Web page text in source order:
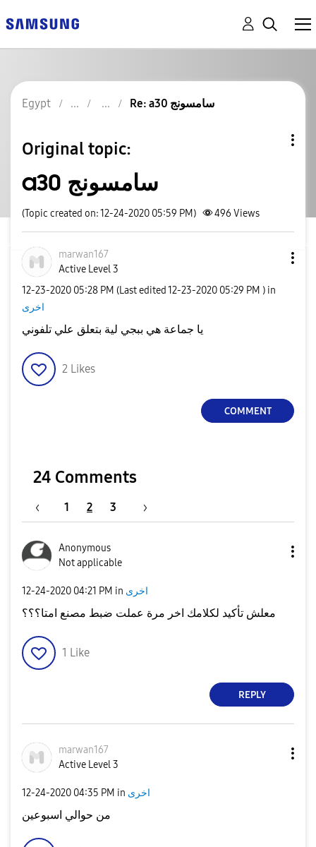
Egypt Re: a30 سامسونج
Original topic:
a30 سامسونج
(Topic created on: 12-24-2020 05:59 PM) 496 Views
marwan167
Active Level 3
‎12-23-2020 05:28 PM (Last edited ‎12-23-2020 05:29 PM ) in
اخرى
يا جماعة هي ببجي لية بتعلق علي تلفوني
2 Likes
COMMENT
24 Comments
1 2 3
Anonymous
Not applicable
‎12-24-2020 04:21 PM in اخرى
معلش تأكيد لكلامك اخر مرة عملت ضبط مصنع امتا؟؟؟
1 Like
REPLY
marwan167
Active Level 3
‎12-24-2020 04:35 PM in اخرى
من حوالي اسبوعين